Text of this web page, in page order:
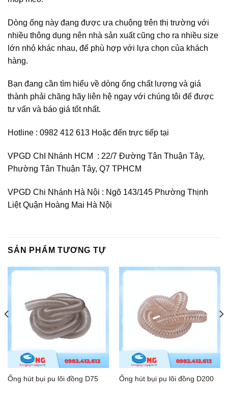
Dòng ống này đang được ưa chuộng trên thị trường với
nhiều thông dụng nên nhà sản xuất cũng cho ra nhiều size
lớn nhỏ khác nhau, để phù hợp với lựa chọn của khách
hàng.
Bạn đang cần tìm hiểu về dòng ống chất lượng và giá
thành phải chăng hãy liên hệ ngay với chúng tôi để được
tư vấn và báo giá tốt nhất.
Hotline : 0982 412 613 Hoặc đến trực tiếp tại
VPGD ChI Nhánh HCM : 22/7 Đường Tân Thuận Tây,
Phường Tân Thuận Tây, Q7 TPHCM
VPGD Chi Nhánh Hà Nội : Ngõ 143/145 Phường Thịnh
Liệt Quận Hoàng Mai Hà Nội
SẢN PHẨM TƯƠNG TỰ
Ống hút bụi pu lõi đồng D75 Ống hút bụi pu lõi đồng D200